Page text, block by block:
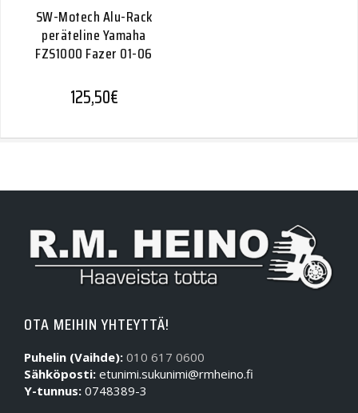
SW-Motech Alu-Rack
peräteline Yamaha
FZS1000 Fazer 01-06
125,50€
OTA MEIHIN YHTEYTTÄ!
Puhelin (Vaihde): 010 617 0600
Sähköposti: etunimi.sukunimi@rmheino.fi
Y-tunnus: 0748389-3